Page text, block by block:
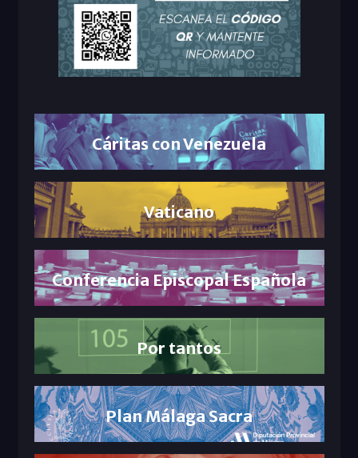
Cáritas con Venezuela
Vaticano
Conferencia Episcopal Española
Por tantos
Plan Málaga Sacra